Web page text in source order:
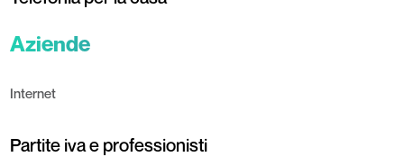
Aziende
Internet
Partite iva e professionisti